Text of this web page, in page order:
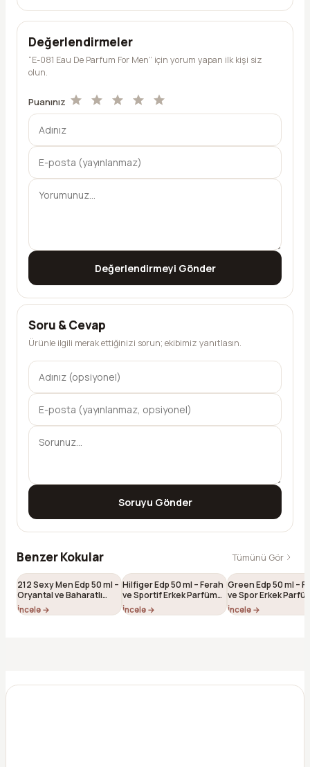
Değerlendirmeler
“E-081 Eau De Parfum For Men” için yorum yapan ilk kişi siz
olun.
Puanınız
Değerlendirmeyi Gönder
Soru & Cevap
Ürünle ilgili merak ettiğinizi sorun; ekibimiz yanıtlasın.
Soruyu Gönder
Benzer Kokular Tümünü Gör
212 Sexy Men Edp 50 ml –
Oryantal ve Baharatlı
Erkek Parfümü (E-038)
İncele →
Hilfiger Edp 50 ml – Ferah
ve Sportif Erkek Parfümü
(E-028)
İncele →
Green Edp 50 ml –
ve Spor Erkek
(E-101)
İncele →